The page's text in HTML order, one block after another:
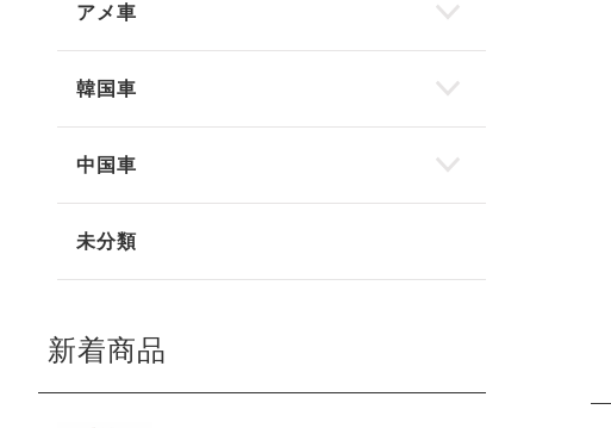
アメ車
韓国車
中国車
未分類
新着商品